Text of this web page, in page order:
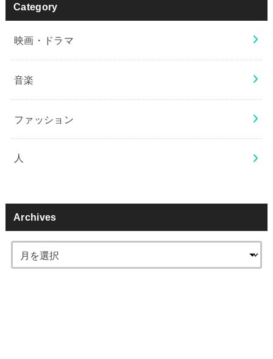
Category
映画・ドラマ
音楽
ファッション
人
Archives